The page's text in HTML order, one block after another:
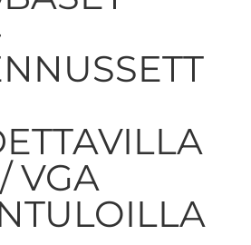
VGA